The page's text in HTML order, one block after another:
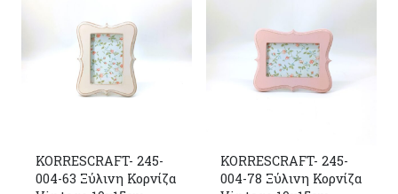
KORRESCRAFT- 245-
004-63 Ξύλινη Κορνίζα
KORRESCRAFT- 245-
004-78 Ξύλινη Κορνίζα